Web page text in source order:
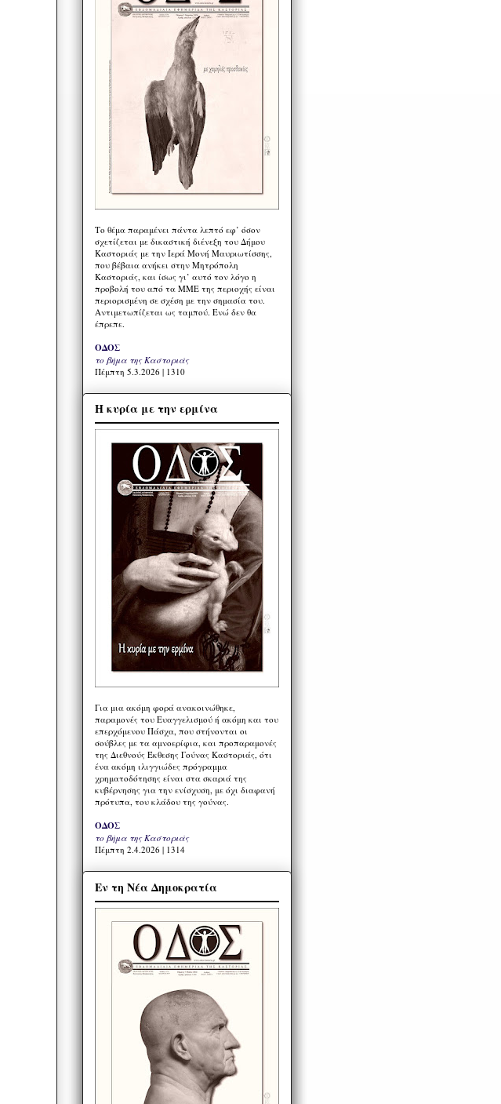
Το θέμα παραμένει πάντα λεπτό εφ’ όσον
σχετίζεται με δικαστική διένεξη του Δήμου
Καστοριάς με την Ιερά Μονή Μαυριωτίσσης,
που βέβαια ανήκει στην Μητρόπολη
Καστοριάς, και ίσως γι’ αυτό τον λόγο η
προβολή του από τα ΜΜΕ της περιοχής είναι
περιορισμένη σε σχέση με την σημασία του.
Αντιμετωπίζεται ως ταμπού. Ενώ δεν θα
έπρεπε.
ΟΔΟΣ
το βήμα της Καστοριάς
Πέμπτη 5.3.2026 | 1310
Η κυρία με την ερμίνα
Για μια ακόμη φορά ανακοινώθηκε,
παραμονές του Ευαγγελισμού ή ακόμη και του
επερχόμενου Πάσχα, που στήνονται οι
σούβλες με τα αμνοερίφια, και προπαραμονές
της Διεθνούς Έκθεσης Γούνας Καστοριάς, ότι
ένα ακόμη ιλιγγιώδες πρόγραμμα
χρηματοδότησης είναι στα σκαριά της
κυβέρνησης για την ενίσχυση, με όχι διαφανή
πρότυπα, του κλάδου της γούνας.
ΟΔΟΣ
το βήμα της Καστοριάς
Πέμπτη 2.4.2026 | 1314
Εν τη Νέα Δημοκρατία